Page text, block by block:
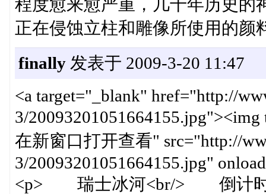
程度愈来愈严重，几千年历史的
正在侵蚀立柱和雕像所使用的颜
finally发表于 2009-3-20 11:47
<a target="_blank" href="http://
3/
在新窗口打开查看" src="http://
3/20093201051664155.jpg"
<p> 瑞士冰河<br/> 倒计时